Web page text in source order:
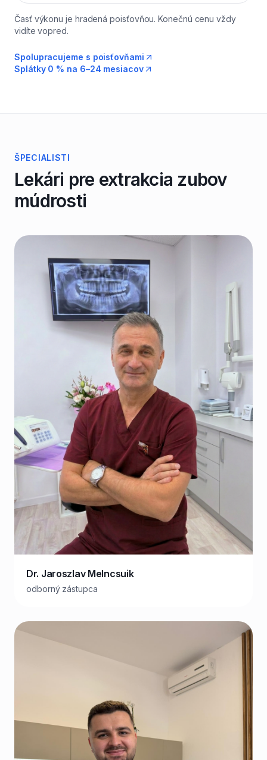
Časť výkonu je hradená poisťovňou. Konečnú cenu vždy
vidíte vopred.
Spolupracujeme s poisťovňami
Splátky 0 % na 6–24 mesiacov
ŠPECIALISTI
Lekári pre extrakcia zubov
múdrosti
Dr. Jaroszlav Melncsuik
odborný zástupca